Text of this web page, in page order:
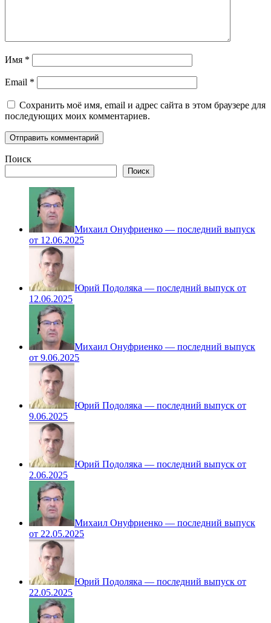
Имя *
Email *
Сохранить моё имя, email и адрес сайта в этом браузере для
последующих моих комментариев.
Поиск
Поиск
Михаил Онуфриенко — последний выпуск
от 12.06.2025
Юрий Подоляка — последний выпуск от
12.06.2025
Михаил Онуфриенко — последний выпуск
от 9.06.2025
Юрий Подоляка — последний выпуск от
9.06.2025
Юрий Подоляка — последний выпуск от
2.06.2025
Михаил Онуфриенко — последний выпуск
от 22.05.2025
Юрий Подоляка — последний выпуск от
22.05.2025